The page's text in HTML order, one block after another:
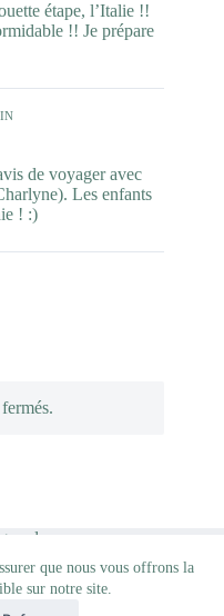
que nous vous offrons la
sur notre site.
étape, l’Italie !!
!! Je prépare
de voyager avec
Les enfants
! :)